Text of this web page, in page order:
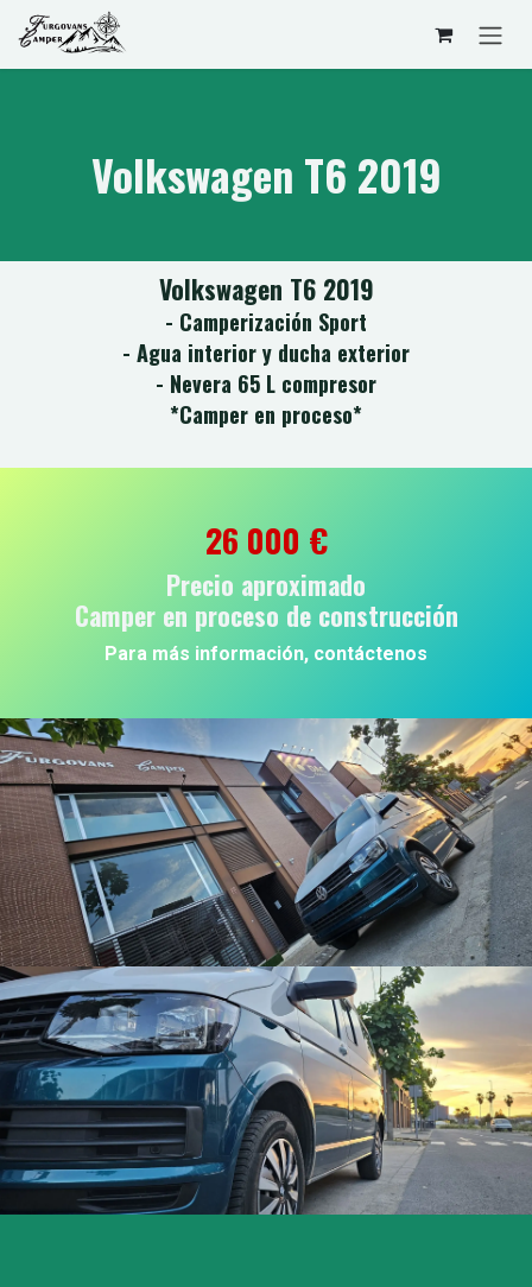
Ir al contenido
Volkswagen T6 2019
Volkswagen T6 2019
- Camperización Sport
- Agua interior y ducha exterior
- Nevera 65 L compresor
*Camper en proceso*
26 000 €
Precio aproximado
Camper en proceso de construcción
Para más información, contáctenos